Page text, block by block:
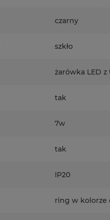
czarny
szkło
żarówka LED
tak
7w
tak
IP20
ring w kolorze